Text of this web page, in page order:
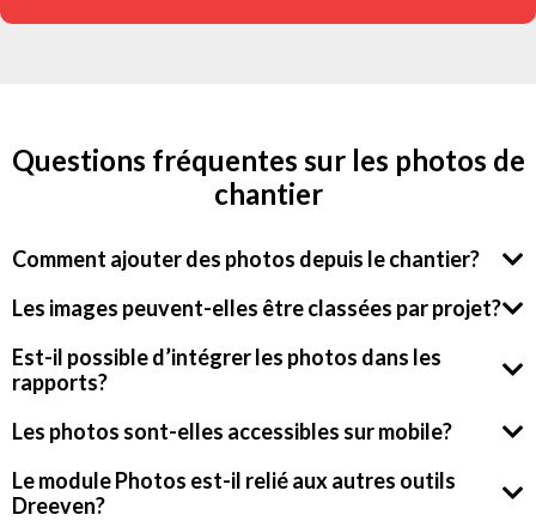
Questions fréquentes sur les photos de
chantier
Comment ajouter des photos depuis le chantier?
Les images peuvent-elles être classées par projet?
Est-il possible d’intégrer les photos dans les
rapports?
Les photos sont-elles accessibles sur mobile?
Le module Photos est-il relié aux autres outils
Dreeven?